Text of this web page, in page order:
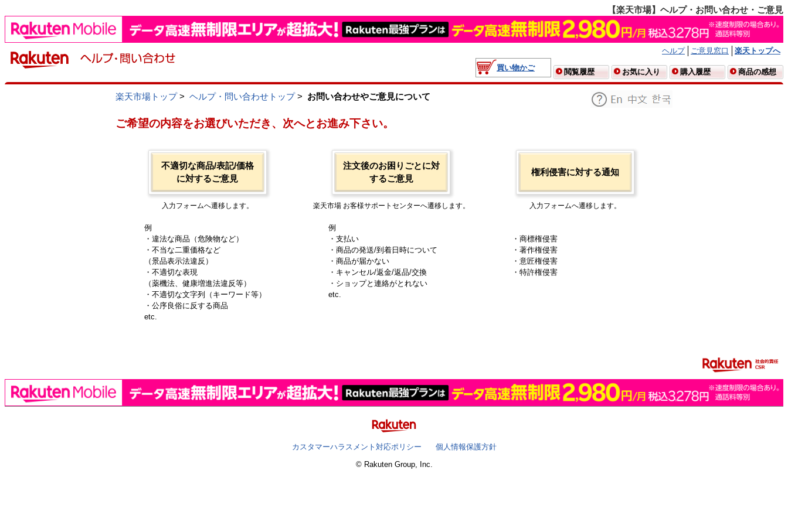
【楽天市場】ヘルプ・お問い合わせ・ご意見
ヘルプ ご意見窓口
楽天トップへ
買い物かご
閲覧履歴 お気に入り 購入履歴 商品の感想
楽天市場トップ> ヘルプ・問い合わせトップ> お問い合わせやご意見について
ご希望の内容をお選びいただき、次へとお進み下さい。
不適切な商品/表記/価格
に対するご意見
入力フォームへ遷移します。
例
・違法な商品（危険物など）
・不当な二重価格など
（景品表示法違反）
・不適切な表現
（薬機法、健康増進法違反等）
・不適切な文字列（キーワード等）
・公序良俗に反する商品
etc.
注文後のお困りごとに対
するご意見
楽天市場 お客様サポートセンターへ遷移します。
例
・支払い
・商品の発送/到着日時について
・商品が届かない
・キャンセル/返金/返品/交換
・ショップと連絡がとれない
etc.
権利侵害に対する通知
入力フォームへ遷移します。
・商標権侵害
・著作権侵害
・意匠権侵害
・特許権侵害
カスタマーハラスメント対応ポリシー
個人情報保護方針
© Rakuten Group, Inc.